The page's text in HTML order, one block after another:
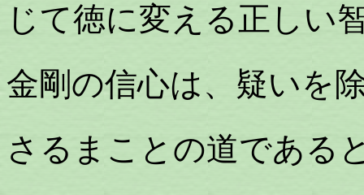
じて徳に変える正しい
金剛の信心は、疑いを
さるまことの道である